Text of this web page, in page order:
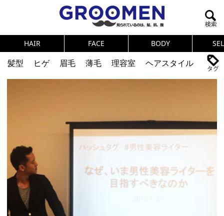
HAIR FACE BODY
髪型 ヒゲ 眉毛 薄毛 理容室
ヘアスタイル
海外セレブ 眉毛
メタボ
健康
スキンケア 食事
調査結果
トレーニング
好印象な男
頭皮ケア
ダイエット
理容室